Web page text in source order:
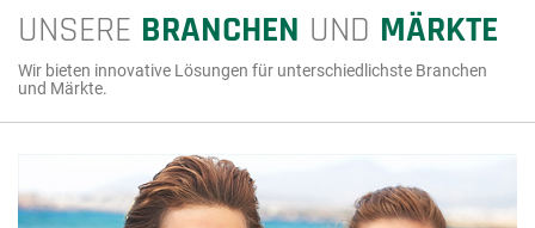
UNSERE BRANCHEN UND MÄRKTE
Wir bieten innovative Lösungen für unterschiedlichste Branchen
und Märkte.